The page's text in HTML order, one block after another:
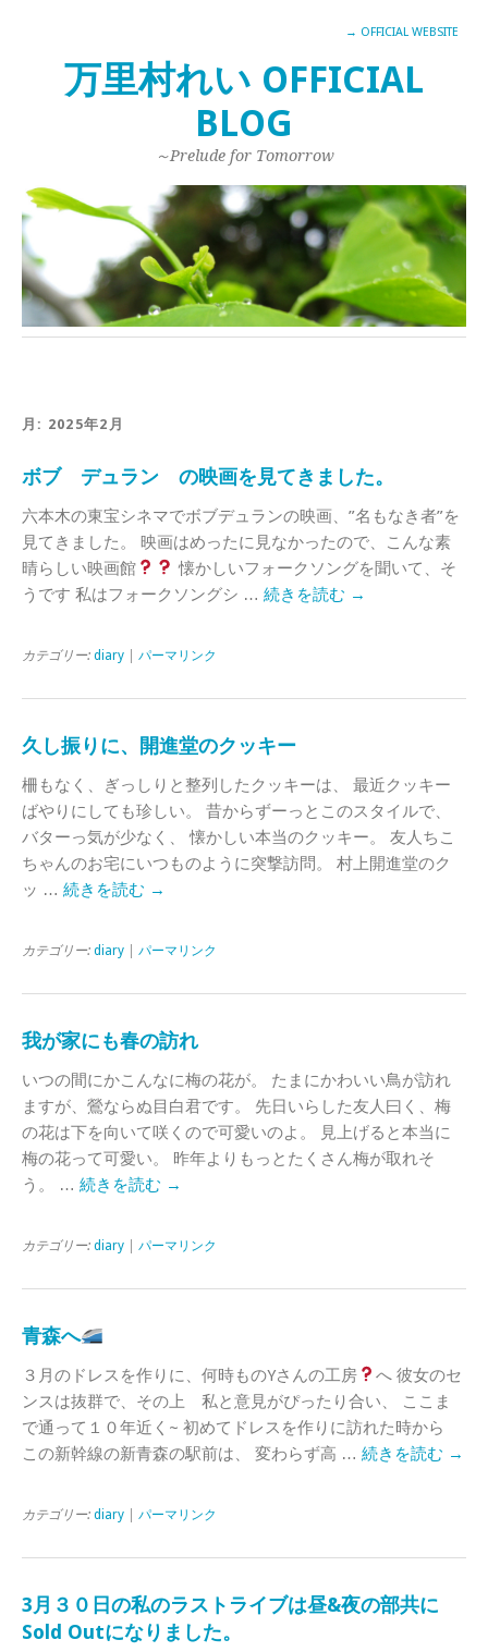
→ OFFICIAL WEBSITE
万里村れい OFFICIAL
BLOG
～Prelude for Tomorrow
月: 2025年2月
ボブ デュラン の映画を見てきました。
六本木の東宝シネマでボブデュランの映画、”名もなき者”を
見てきました。 映画はめったに見なかったので、こんな素
晴らしい映画館
懐かしいフォークソングを聞いて、そ
うです 私はフォークソングシ … 続きを読む →
カテゴリー: diary パーマリンク
久し振りに、開進堂のクッキー
柵もなく、ぎっしりと整列したクッキーは、 最近クッキー
ばやりにしても珍しい。 昔からずーっとこのスタイルで、
バターっ気が少なく、 懐かしい本当のクッキー。 友人ちこ
ちゃんのお宅にいつものように突撃訪問。 村上開進堂のク
ッ … 続きを読む →
カテゴリー: diary パーマリンク
我が家にも春の訪れ
いつの間にかこんなに梅の花が。 たまにかわいい鳥が訪れ
ますが、鶯ならぬ目白君です。 先日いらした友人曰く、梅
の花は下を向いて咲くので可愛いのよ。 見上げると本当に
梅の花って可愛い。 昨年よりもっとたくさん梅が取れそ
う。 … 続きを読む →
カテゴリー: diary パーマリンク
青森へ
３月のドレスを作りに、何時ものYさんの工房
へ 彼女のセ
ンスは抜群で、その上 私と意見がぴったり合い、 ここま
で通って１０年近く~ 初めてドレスを作りに訪れた時から
この新幹線の新青森の駅前は、 変わらず高 … 続きを読む →
カテゴリー: diary パーマリンク
3月３０日の私のラストライブは昼&夜の部共に
Sold Outになりました。